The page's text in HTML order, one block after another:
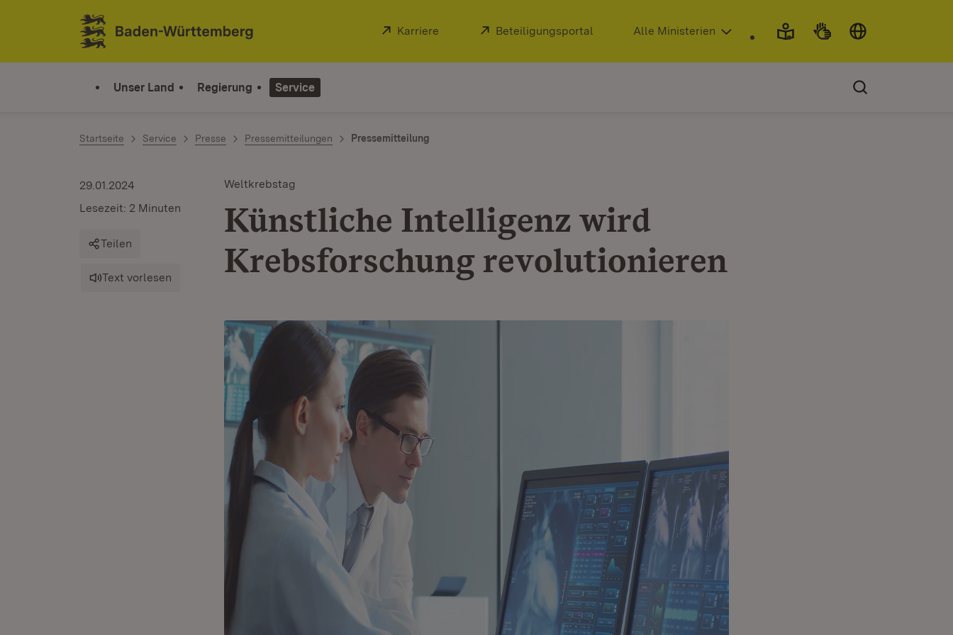
Zum Inhalt springen
Link zur Startseite
Extern:
Karriere (Öffnet in neuem Fenster)
Extern:
Beteiligungsportal (Öffnet in neuem Fenster)
Alle Ministerien
Unser Land Regierung Service
Startseite Service Presse Pressemitteilungen Pressemitteilung
Weltkrebstag
Künstliche Intelligenz wird
Krebsforschung revolutionieren
29.01.2024
Lesezeit: 2 Minuten
Teilen
Text vorlesen